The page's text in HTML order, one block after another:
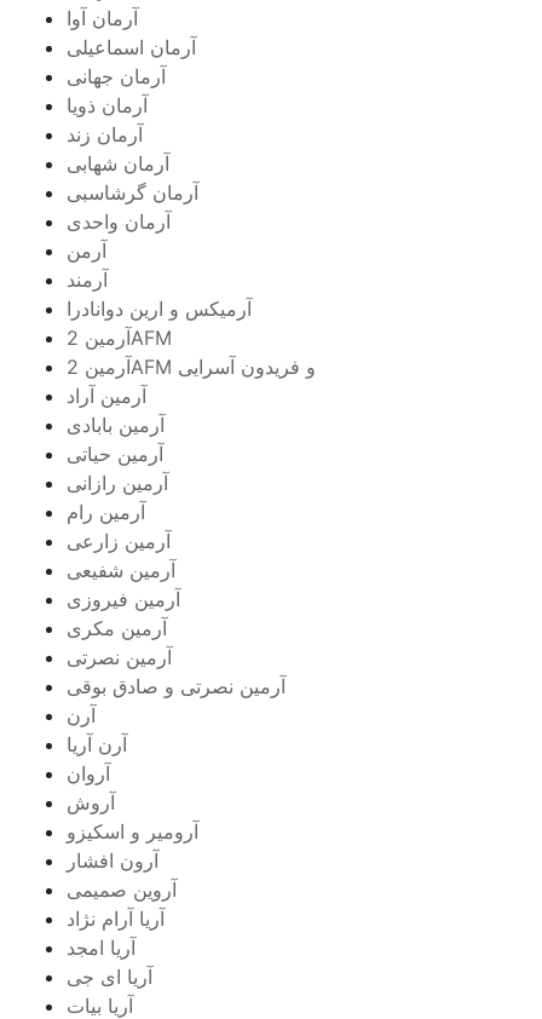
آرمان آوا
آرمان اسماعیلی
آرمان جهانی
آرمان ذویا
آرمان زند
آرمان شهابی
آرمان گرشاسبی
آرمان واحدی
آرمن
آرمند
آرمیکس و ارین دوانادرا
آرمین 2AFM
آرمین 2AFM و فریدون آسرایی
آرمین آراد
آرمین بابادی
آرمین حیاتی
آرمین رازانی
آرمین رام
آرمین زارعی
آرمین شفیعی
آرمین فیروزی
آرمین مکری
آرمین نصرتی
آرمین نصرتی و صادق بوقی
آرن
آرن آریا
آروان
آروش
آرومیر و اسکیزو
آرون افشار
آروین صمیمی
آریا آرام نژاد
آریا امجد
آریا ای جی
آریا بیات